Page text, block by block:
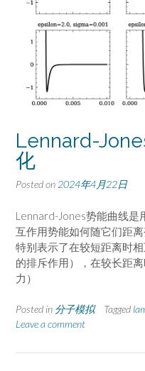
Lennard-
化
Posted on 2024年4月22日
Lennard-Jones势能曲线是
互作用势能如何随它们距
特别表示了在较短距离时
的排斥作用），在较长距
力）
Posted in 分子模拟 Tagged
Leave a comment